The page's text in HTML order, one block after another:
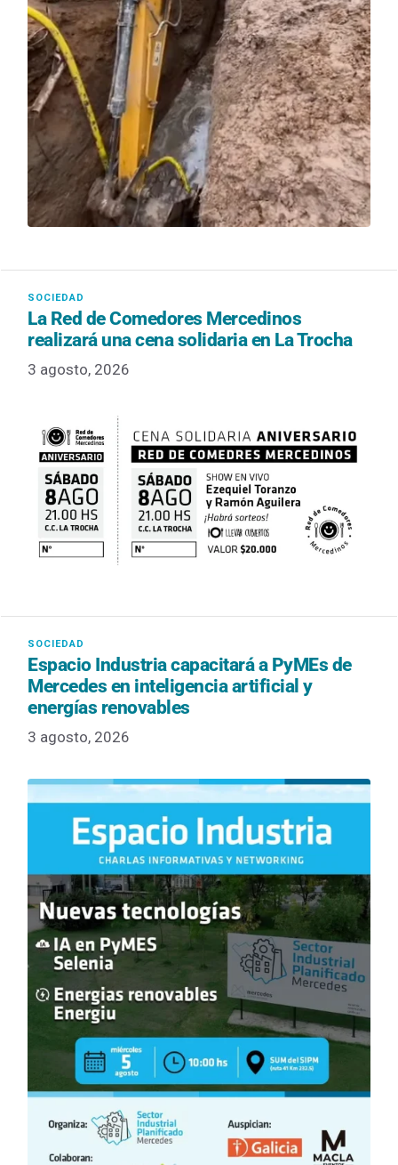
La Red de Comedores Mercedinos
realizará una cena solidaria en La Trocha
3 agosto, 2026
Espacio Industria capacitará a PyMEs de
Mercedes en inteligencia artificial y
energías renovables
3 agosto, 2026